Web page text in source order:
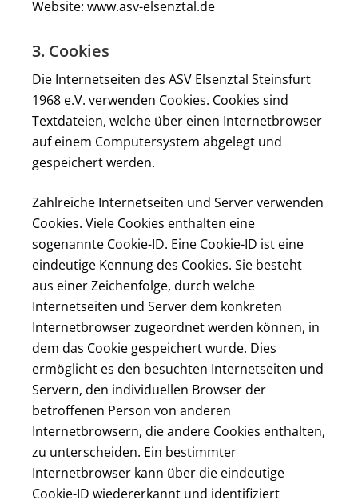
Website: www.asv-elsenztal.de
3. Cookies
Die Internetseiten des ASV Elsenztal Steinsfurt
1968 e.V. verwenden Cookies. Cookies sind
Textdateien, welche über einen Internetbrowser
auf einem Computersystem abgelegt und
gespeichert werden.
Zahlreiche Internetseiten und Server verwenden
Cookies. Viele Cookies enthalten eine
sogenannte Cookie-ID. Eine Cookie-ID ist eine
eindeutige Kennung des Cookies. Sie besteht
aus einer Zeichenfolge, durch welche
Internetseiten und Server dem konkreten
Internetbrowser zugeordnet werden können, in
dem das Cookie gespeichert wurde. Dies
ermöglicht es den besuchten Internetseiten und
Servern, den individuellen Browser der
betroffenen Person von anderen
Internetbrowsern, die andere Cookies enthalten,
zu unterscheiden. Ein bestimmter
Internetbrowser kann über die eindeutige
Cookie-ID wiedererkannt und identifiziert